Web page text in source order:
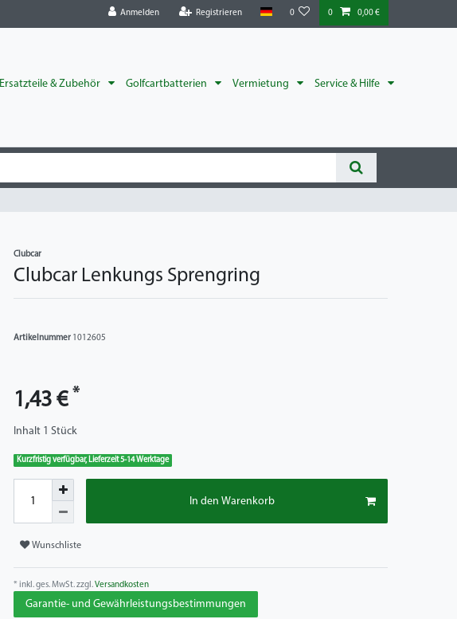
Anmelden Registrieren 0 0 0,00 €
Ersatzteile & Zubehör Golfcartbatterien Vermietung Service & Hilfe
Clubcar
Clubcar Lenkungs Sprengring
Artikelnummer 1012605
1,43 € *
Inhalt 1 Stück
Kurzfristig verfügbar, Lieferzeit 5-14 Werktage
In den Warenkorb
Wunschliste
* inkl. ges. MwSt. zzgl.Versandkosten
Garantie- und Gewährleistungsbestimmungen